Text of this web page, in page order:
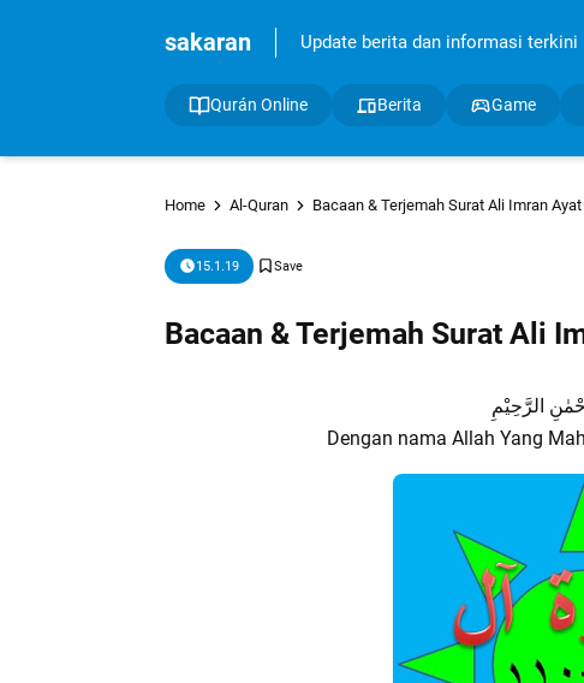
sakaran Update berita dan informasi terkini
Qurán Online Berita Game
Home Al-Quran Bacaan & Terjemah Surat Ali Imran
15.1.19
Bacaan & Terjemah Surat Ali
الرَّحِيْمِ
Dengan nama Allah Yang